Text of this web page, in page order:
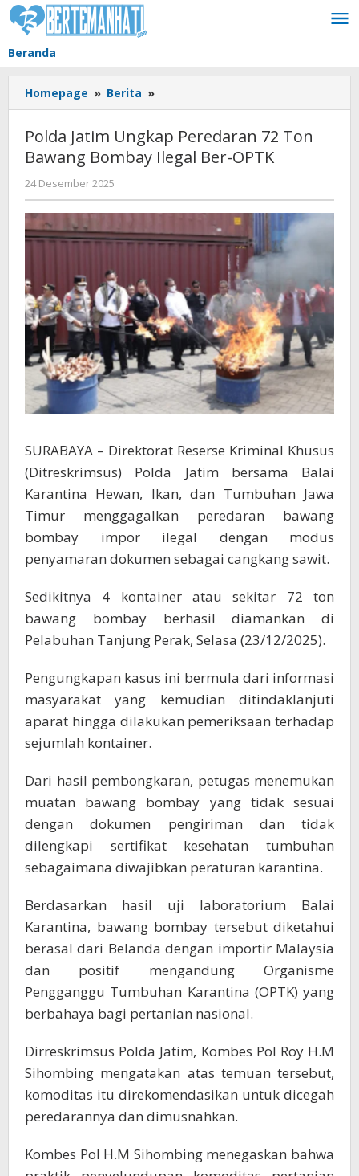
Lewati
ke
Beranda
Homepage » Berita »
Jatim
Peredaran
72
Bombay
Ber-
Polda Jatim Ungkap Peredaran 72 Ton
Bawang Bombay Ilegal Ber-OPTK
24 Desember 2025
BangAdmin
SURABAYA – Direktorat Reserse Kriminal Khusus
(Ditreskrimsus) Polda Jatim bersama Balai
Karantina Hewan, Ikan, dan Tumbuhan Jawa
Timur menggagalkan peredaran bawang
bombay impor ilegal dengan modus
penyamaran dokumen sebagai cangkang sawit.
Sedikitnya 4 kontainer atau sekitar 72 ton
bawang bombay berhasil diamankan di
Pelabuhan Tanjung Perak, Selasa (23/12/2025).
Pengungkapan kasus ini bermula dari informasi
masyarakat yang kemudian ditindaklanjuti
aparat hingga dilakukan pemeriksaan terhadap
sejumlah kontainer.
Dari hasil pembongkaran, petugas menemukan
muatan bawang bombay yang tidak sesuai
dengan dokumen pengiriman dan tidak
dilengkapi sertifikat kesehatan tumbuhan
sebagaimana diwajibkan peraturan karantina.
Berdasarkan hasil uji laboratorium Balai
Karantina, bawang bombay tersebut diketahui
berasal dari Belanda dengan importir Malaysia
dan positif mengandung Organisme
Pengganggu Tumbuhan Karantina (OPTK) yang
berbahaya bagi pertanian nasional.
Dirreskrimsus Polda Jatim, Kombes Pol Roy H.M
Sihombing mengatakan atas temuan tersebut,
komoditas itu direkomendasikan untuk dicegah
peredarannya dan dimusnahkan.
Kombes Pol H.M Sihombing menegaskan bahwa